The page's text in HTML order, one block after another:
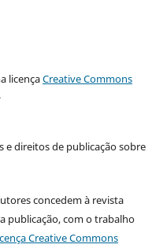
licençaCreative Commons
e direitos de publicação sobre
concedem à revista
publicação, com o trabalho
Creative Commons